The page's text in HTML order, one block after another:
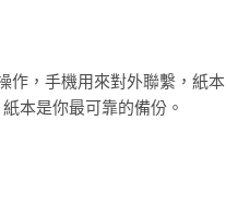
作，手機用來對外聯繫，紙本
本是你最可靠的備份。